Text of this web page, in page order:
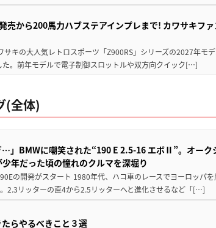
売から200馬力ハブステアインプレまで! カワサキフ
サキの大人気レトロスポーツ「Z900RS」シリーズの2027年モ
。前年モデルで電子制御スロットルや双方向クイック[…]
(全体)
…」BMWに嘲笑された“190 E 2.5-16 エボⅡ”。オーク
年だった頃の憧れのクルマを深堀り
の開発がスタート 1980年代、ハコ車のレースでヨーロッパ
2.3リッターの直4から2.5リッターへと進化させるなど「[…]
らやるべきこと３選